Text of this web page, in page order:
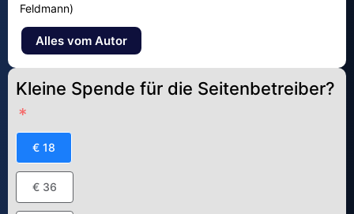
Feldmann)
Alles vom Autor
Kleine Spende für die Seitenbetreiber?
€ 18
€ 36